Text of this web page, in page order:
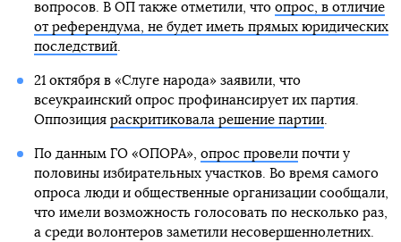
вопросов. В ОП также отметили, что опрос, в отличие
от референдума, не будет иметь прямых юридических
последствий.
21 октября в «Слуге народа» заявили, что
всеукраинский опрос профинансирует их партия.
Оппозиция раскритиковала решение партии.
По данным ГО «ОПОРА», опрос провелипочти у
половины избирательных участков. Во время самого
опроса люди и общественные организации сообщали,
что имели возможность голосовать по несколько раз,
а среди волонтеров заметили несовершеннолетних.